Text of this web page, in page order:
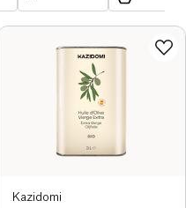
Kazidomi